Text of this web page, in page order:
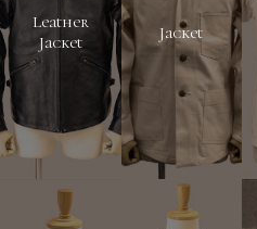
Leather
Jacket
Jacket